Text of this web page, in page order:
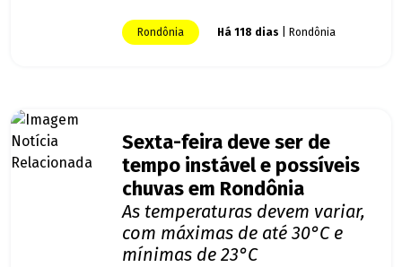
Rondônia Há 118 dias | Rondônia
Sexta-feira deve ser de
tempo instável e possíveis
chuvas em Rondônia
As temperaturas devem variar,
com máximas de até 30°C e
mínimas de 23°C